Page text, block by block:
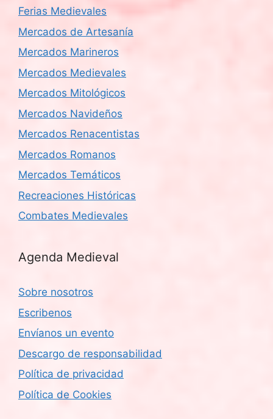
Ferias Medievales
Mercados de Artesanía
Mercados Marineros
Mercados Medievales
Mercados Mitológicos
Mercados Navideños
Mercados Renacentistas
Mercados Romanos
Mercados Temáticos
Recreaciones Históricas
Combates Medievales
Agenda Medieval
Sobre nosotros
Escribenos
Envíanos un evento
Descargo de responsabilidad
Política de privacidad
Política de Cookies